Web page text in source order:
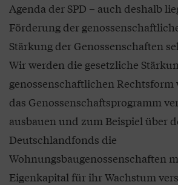
Agenda der SPD – auch deshalb
Förderung der
Stärkung der Genossenschaften
Wir werden die gesetzliche
genossenschaftlichen Rechtsform
das Genossenschaftsprogramm
ausbauen und zum Beispiel über
Deutschlandfonds die
Wohnungsbaugenossenschaften
Eigenkapital für ihr Wachstum